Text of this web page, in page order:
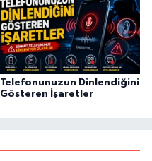
Telefonunuzun Dinlendiğini
Gösteren İşaretler